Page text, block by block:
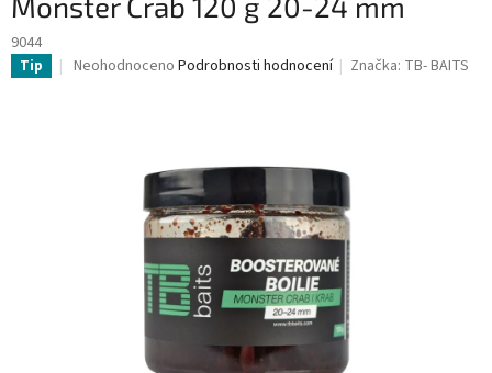
9044
Tip
Průměrné
hvězdiček.
Neohodnoceno Podrobnosti hodnocení Značka: TB- BAITS